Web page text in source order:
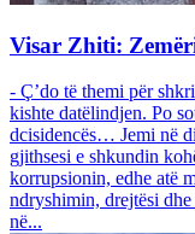
Visar Zhiti:
- Ç’do të themi për
kishte datëlindjen. Po
dcisidencës… Jemi në
gjithsesi e shkundin
korrupsionin, edhe atë
ndryshimin, drejtësi
në...